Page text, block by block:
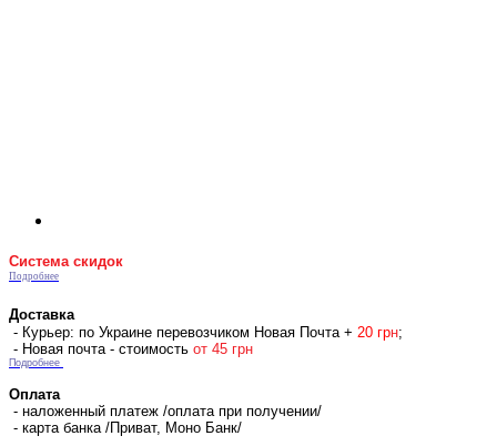
Система скидок
Подробнее
Доставка
- Курьер: по Украине перевозчиком Новая Почта + 20 грн;
- Новая почта - стоимость от 45 грн
Подробнее
Оплата
- наложенный платеж /оплата при получении/
- карта банка /Приват, Моно Банк/